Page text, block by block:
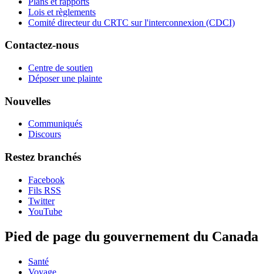
Lois et règlements
Comité directeur du CRTC sur l'interconnexion (CDCI)
Contactez-nous
Centre de soutien
Déposer une plainte
Nouvelles
Communiqués
Discours
Restez branchés
Facebook
Fils RSS
Twitter
YouTube
Pied de page du gouvernement du Canada
Santé
Voyage